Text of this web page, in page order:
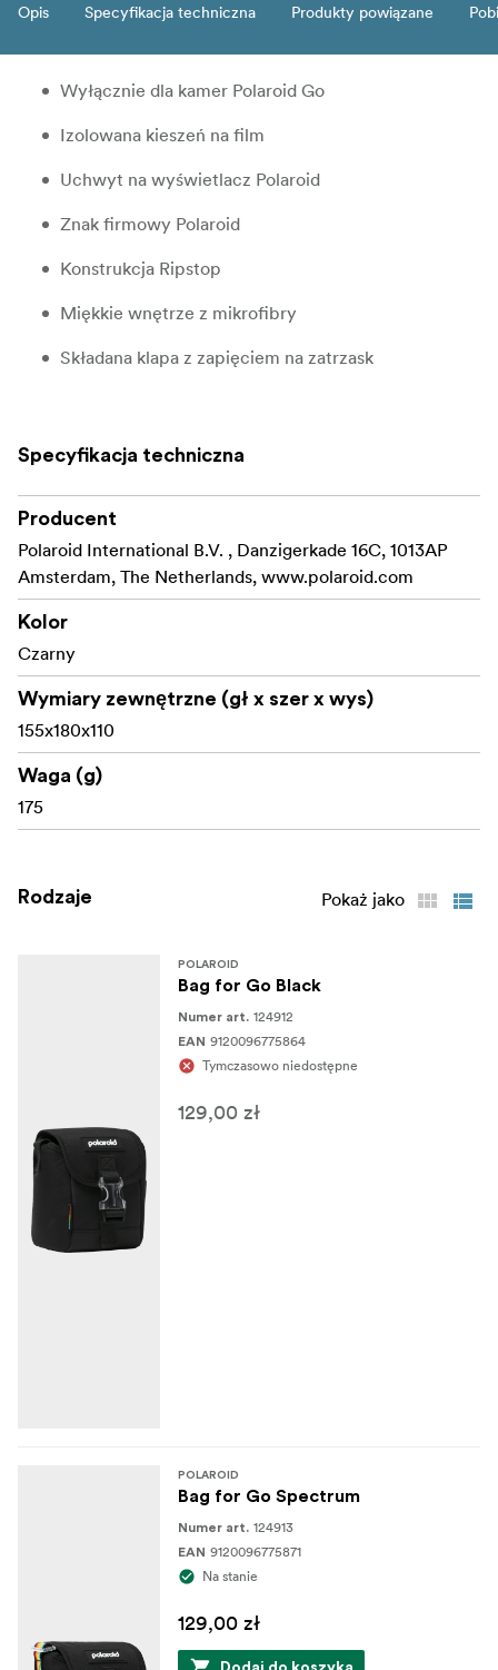
Opis Specyfikacja techniczna Produkty powiązane
Wyłącznie dla kamer Polaroid Go
Izolowana kieszeń na film
Uchwyt na wyświetlacz Polaroid
Znak firmowy Polaroid
Konstrukcja Ripstop
Miękkie wnętrze z mikrofibry
Składana klapa z zapięciem na zatrzask
Nadaje się tylko do aparatów Polaroid Go
Wymiary: L 155mm x H 180mm x D 110mm
Specyfikacja techniczna
Producent
Polaroid International B.V. , Danzigerkade 16C, 1013AP
Amsterdam, The Netherlands, www.polaroid.com
Kolor
Czarny
Wymiary zewnętrzne (gł x szer x wys)
155x180x110
Waga (g)
175
Rodzaje Pokaż jako
POLAROID
Bag for Go Black
Numer art. 124912
EAN 9120096775864
Tymczasowo niedostępne
129,00 zł
POLAROID
Bag for Go Spectrum
Numer art. 124913
EAN 9120096775871
Na stanie
129,00 zł